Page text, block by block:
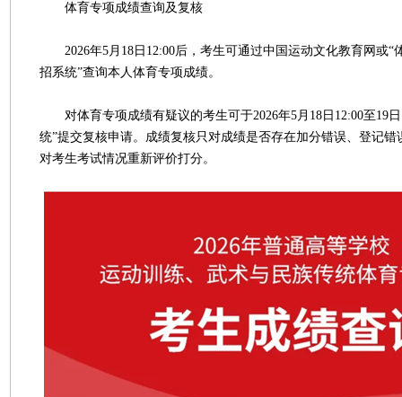
体育专项成绩查询及复核
2026年5月18日12:00后，考生可通过中国运动文化教育网或“
招系统”查询本人体育专项成绩。
对体育专项成绩有疑议的考生可于2026年5月18日12:00至19日
统”提交复核申请。成绩复核只对成绩是否存在加分错误、登记错
对考生考试情况重新评价打分。